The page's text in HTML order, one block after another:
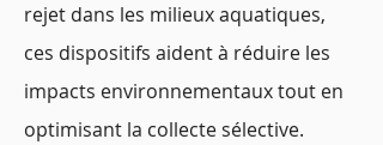
rejet dans les milieux aquatiques,
ces dispositifs aident à réduire les
impacts environnementaux tout en
optimisant la collecte sélective.